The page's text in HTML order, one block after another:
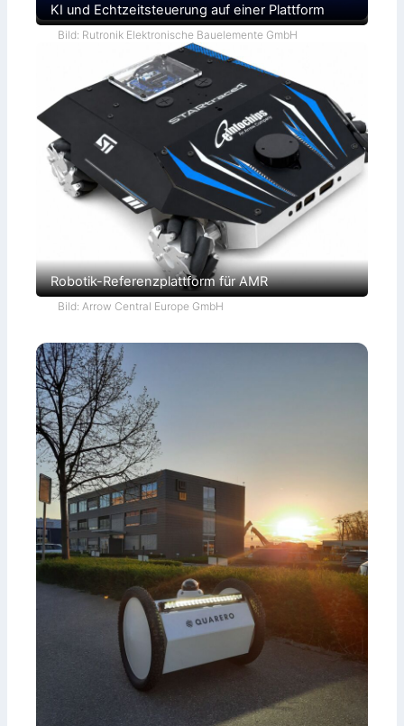
KI und Echtzeitsteuerung auf einer Plattform
Bild: Rutronik Elektronische Bauelemente GmbH
Robotik-Referenzplattform für AMR
Bild: Arrow Central Europe GmbH